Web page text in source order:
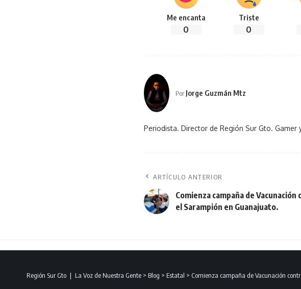
Me encanta
0
Triste
0
Por Jorge Guzmán Mtz
Periodista. Director de Región Sur Gto.
ARTÍCULO ANTERIOR
Comienza campaña de Vacunación
el Sarampión en Guanajuato.
Región Sur Gto ❘ La Voz de Nuestra Gente > Blog > Estatal > Comienza campaña de Vacunación